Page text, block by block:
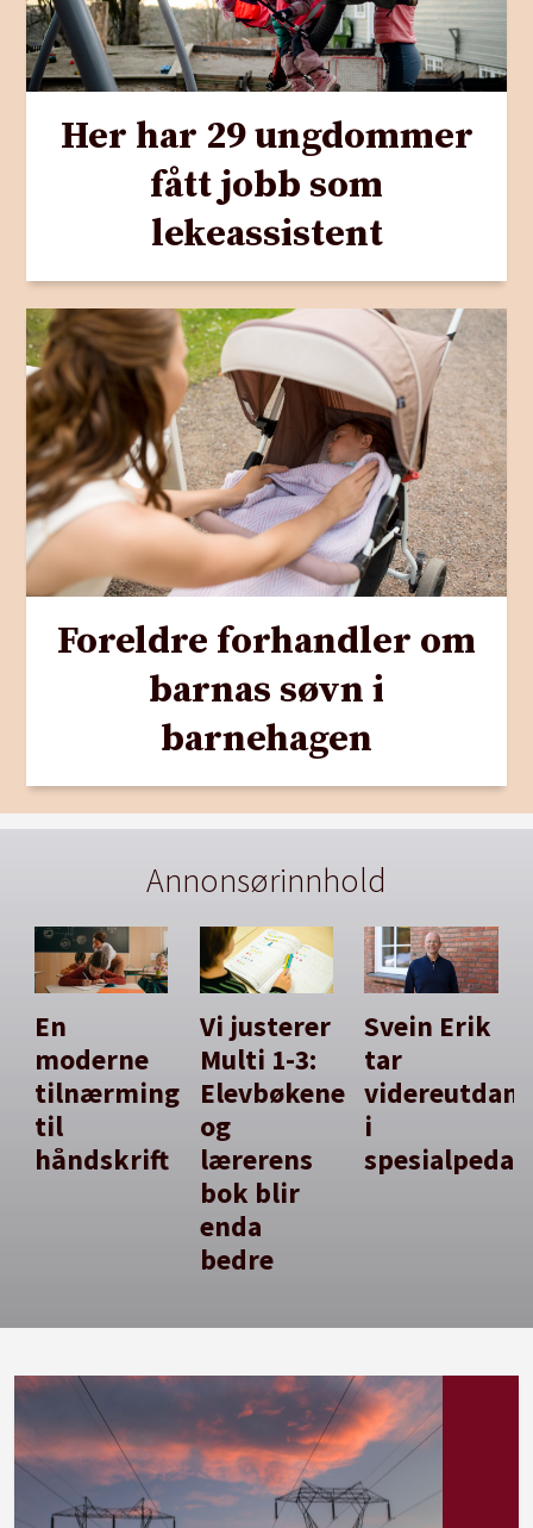
Her har 29 ungdommer
fått jobb som
lekeassistent
Foreldre forhandler om
barnas søvn i
barnehagen
Annonsørinnhold
En
moderne
tilnærming
til
håndskrift
Vi justerer
Multi 1-3:
Elevbøkene
og
lærerens
bok blir
enda
bedre
Svein Erik
tar
i